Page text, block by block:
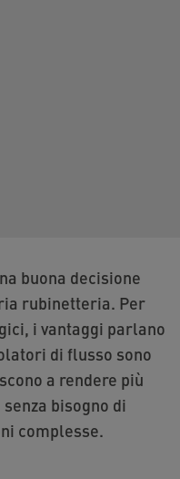
rubinetteria. Per
i vantaggi parlano
di flusso sono
a rendere più
bisogno di
complesse.